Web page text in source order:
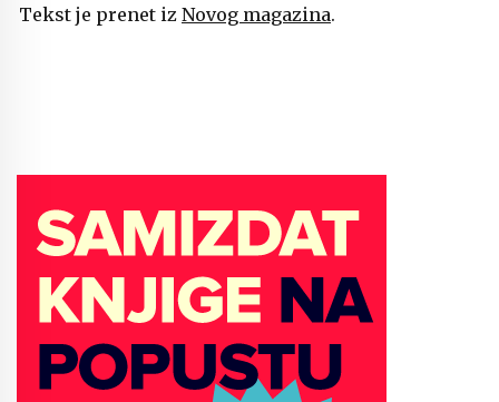
Tekst je prenet iz Novog magazina.